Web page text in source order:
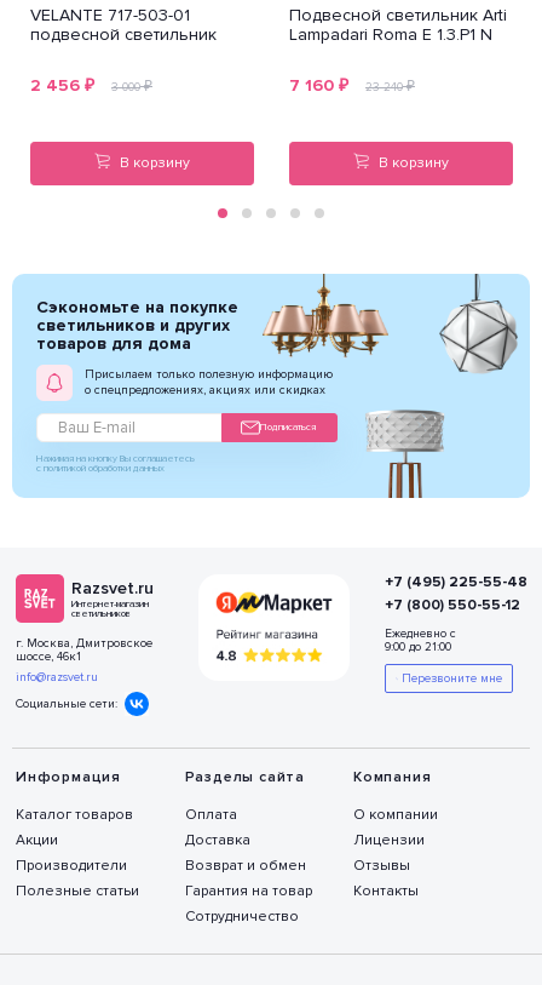
VELANTE 717-503-01
подвесной светильник
2 456 ₽ 3 000₽
В корзину
Подвесной светильник Arti
Lampadari Roma E 1.3.P1 N
7 160 ₽ 23 240₽
В корзину
Сэкономьте на покупке
светильников и других
товаров для дома
Присылаем только полезную информацию
о спецпредложениях, акциях или скидках
Подписаться
Нажимая на кнопку Вы соглашаетесь
с политикой обработки данных
Razsvet.ru
Интернет-магазин
светильников
г. Москва, Дмитровское
шоссе, 46к1
info@razsvet.ru
Социальные сети:
Информация
Каталог товаров
Акции
Производители
Полезные статьи
Разделы сайта
Оплата
Доставка
Возврат и обмен
Гарантия на товар
Сотрудничество
Компания
О компании
Лицензии
Отзывы
Контакты
+7 (495) 225-55-48
+7 (800) 550-55-12
Ежедневно с
9:00 до 21:00
Перезвоните мне